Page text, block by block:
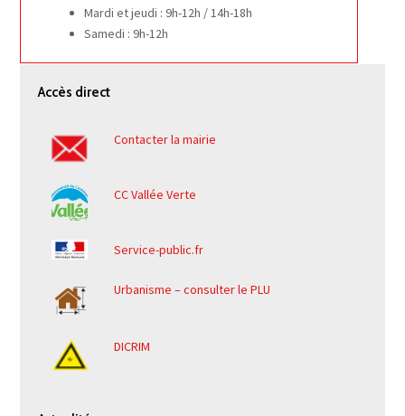
Mardi et jeudi : 9h-12h / 14h-18h
Samedi : 9h-12h
Accès direct
Contacter la mairie
CC Vallée Verte
Service-public.fr
Urbanisme – consulter le PLU
DICRIM